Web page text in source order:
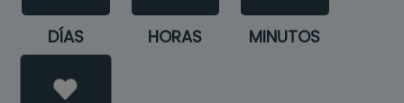
DÍAS HORAS MINUTOS